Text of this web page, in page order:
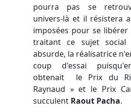
pourra pas se
univers-là et il résistera
imposées pour se libérer
traitant ce sujet social
absurde, la réalisatrice
coup d'essai
obtenait le Prix du
Raynaud » et le Prix
succulent Raout Pacha.